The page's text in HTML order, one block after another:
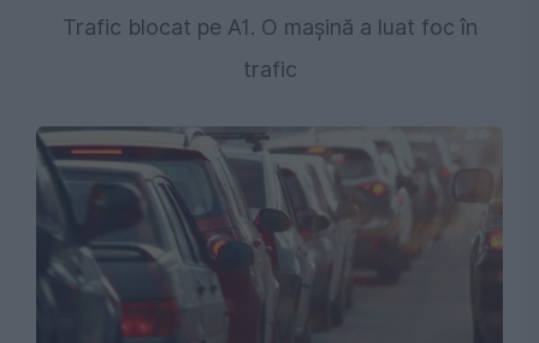
Trafic blocat pe A1. O mașină a luat foc în
trafic